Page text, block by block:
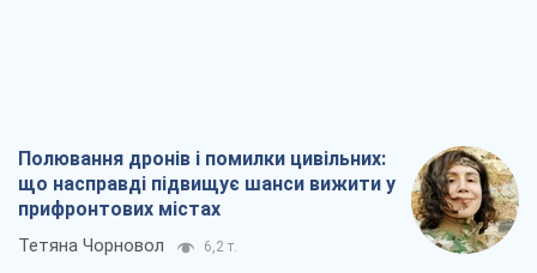
Полювання дронів і помилки цивільних:
що насправді підвищує шанси вижити у
прифронтових містах
Тетяна Чорновол 6,2 т.